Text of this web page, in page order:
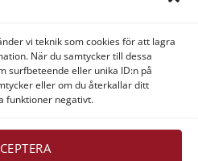
vi teknik som cookies för att lagra
När du samtycker till dessa
surfbeteende eller unika ID:n på
eller om du återkallar ditt
funktioner negativt.
oss